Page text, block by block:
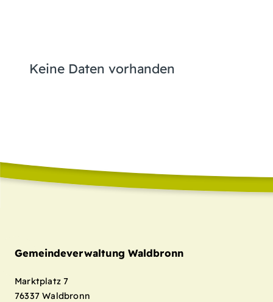
Keine Daten vorhanden
Gemeindeverwaltung Waldbronn
Marktplatz 7
76337 Waldbronn